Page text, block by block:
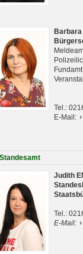
Tel.:
E-Mail:
Standesamt
Judith
Tel.:
E-Mail: